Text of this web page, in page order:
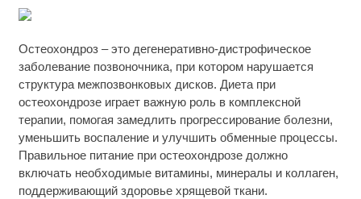
Остеохондроз – это дегенеративно-дистрофическое
заболевание позвоночника, при котором нарушается
структура межпозвонковых дисков. Диета при
остеохондрозе играет важную роль в комплексной
терапии, помогая замедлить прогрессирование болезни,
уменьшить воспаление и улучшить обменные процессы.
Правильное питание при остеохондрозе должно
включать необходимые витамины, минералы и коллаген,
поддерживающий здоровье хрящевой ткани.